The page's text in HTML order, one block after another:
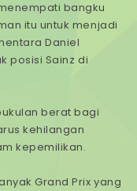
bangku
itu untuk menjadi
Daniel
posisi Sainz di
berat bagi
kehilangan
kepemilikan.
Grand Prix yang